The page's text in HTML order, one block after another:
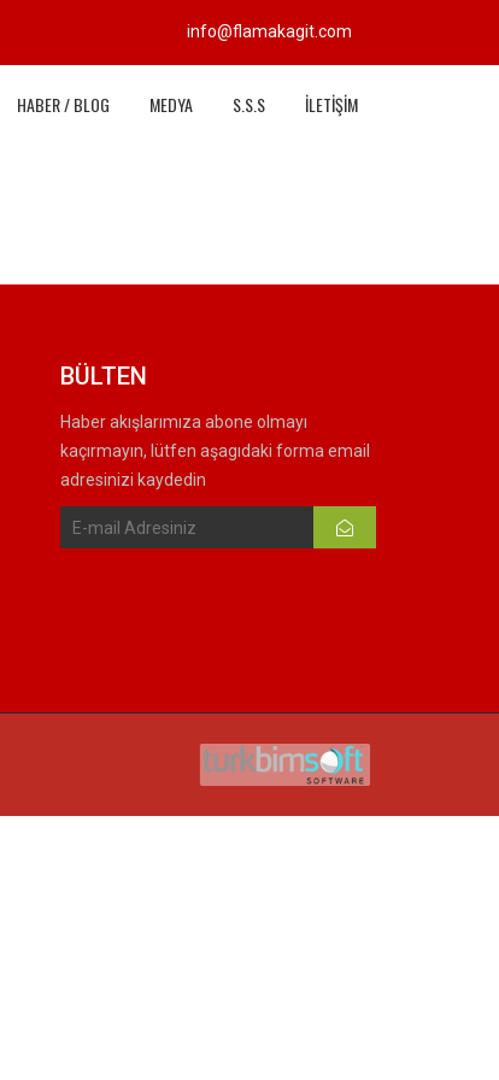
info@flamakagit.com
HABER / BLOG MEDYA S.S.S İLETİŞİM
BÜLTEN
Haber akışlarımıza abone olmayı
kaçırmayın, lütfen aşagıdaki forma email
adresinizi kaydedin